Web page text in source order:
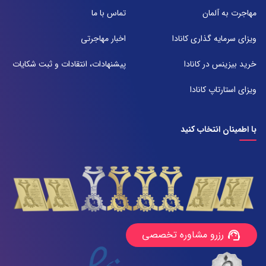
شعبه 2
تلفن:
مهاجرت به آلمان
ویزای سرمایه گذاری کانادا
خرید بیزینس در کانادا
ویزای استارتاپ کانادا
تماس با ما
اخبار مهاجرتی
پیشنهادات، انتقادات و ثبت شکایات
با اطمینان انتخاب کنید
support_agent رزرو مشاوره تخصصی